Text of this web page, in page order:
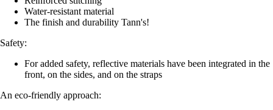
Water-resistant material
The finish and durability Tann's!
Safety:
For added safety, reflective materials have been integrated in the
front, on the sides, and on the straps
An eco-friendly approach: